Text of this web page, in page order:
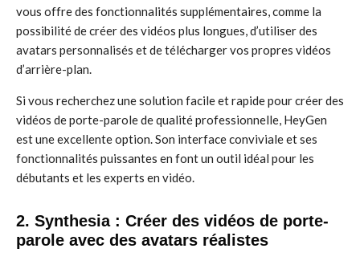
vous offre des fonctionnalités supplémentaires, comme la
possibilité de créer des vidéos plus longues, d’utiliser des
avatars personnalisés et de télécharger vos propres vidéos
d’arrière-plan.
Si vous recherchez une solution facile et rapide pour créer des
vidéos de porte-parole de qualité professionnelle, HeyGen
est une excellente option. Son interface conviviale et ses
fonctionnalités puissantes en font un outil idéal pour les
débutants et les experts en vidéo.
2. Synthesia : Créer des vidéos de porte-
parole avec des avatars réalistes